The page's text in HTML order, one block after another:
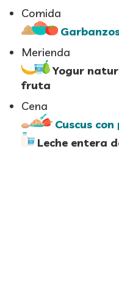
Comida
Merienda
Yogur
fruta
Cena
Cuscus
Leche entera